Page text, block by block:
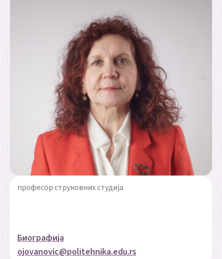
професор струковних студија
Биографија
ojovanovic@politehnika.edu.rs